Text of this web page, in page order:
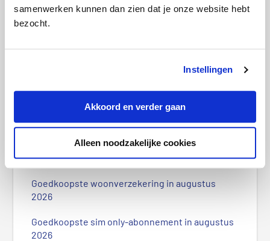
samenwerken kunnen dan zien dat je onze website hebt
bezocht.
Instellingen
Akkoord en verder gaan
Alleen noodzakelijke cookies
Zorgverzekeringspremies bekend: dit
r
m
a
Meest recente berichten
Goedkoopste autoverzekering in augustus 2026
Goedkoopste woonverzekering in augustus
2026
Goedkoopste sim only-abonnement in augustus
2026